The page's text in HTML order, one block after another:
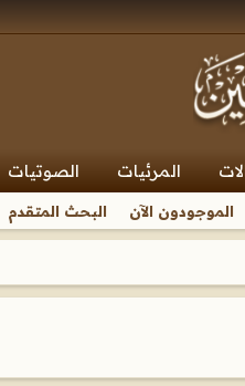
المرئيات الصوتيات
الموجودون الآن البحث المتقدم